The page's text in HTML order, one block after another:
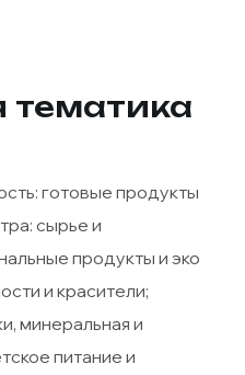
тематика
готовые продукты
сырье и
продукты и эко
и красители;
минеральная и
питание и